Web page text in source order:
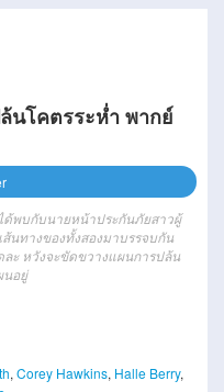
นโคตรระห่ำ พากย์
ด้พบกับนายหน้าประกันภัยสาวผู้
นทางของทั้งสองมาบรรจบกัน
ะ หวังจะขัดขวางแผนการปล้น
นอยู่
, Corey Hawkins, Halle Berry,